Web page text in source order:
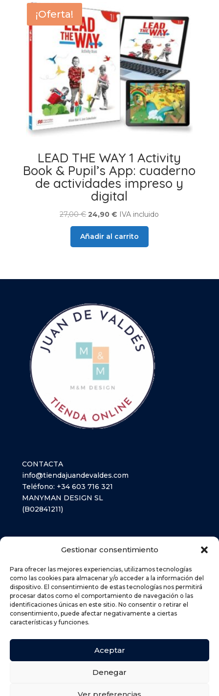
Gestionar consentimiento
Para ofrecer las mejores experiencias, utilizamos tecnologías
como las cookies para almacenar y/o acceder a la información del
dispositivo. El consentimiento de estas tecnologías nos permitirá
procesar datos como el comportamiento de navegación o las
identificaciones únicas en este sitio. No consentir o retirar el
consentimiento, puede afectar negativamente a ciertas
características y funciones.
Aceptar
Denegar
Ver preferencias
¡Oferta!
LEAD THE WAY 1 Activity
Book & Pupil’s App: cuaderno
de actividades impreso y
digital
27,00€El
precio
original
era:
24,90€ El
precio
actual
es:
IVA incluido
Añadir al carrito
CONTACTA
info@tiendajuandevaldes.com
Teléfono: +34 603 716 321
MANYMAN DESIGN SL
(B02841211)
MATERIAL ESCOLAR
AVISO LEGAL
POLÍTICA DE PRIVACIDAD
POLÍTICA DE COOKIES (UE)
POLÍTICA DE ENVÍOS